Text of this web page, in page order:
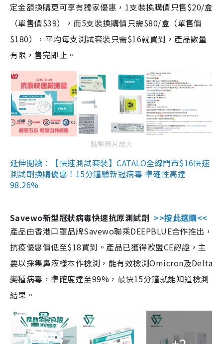
定金額換購更可享有獨家優惠，1支裝換購價只售$20/盒
（單售價$39），而5支裝換購價只需$80/盒（單售價
$180），平均每支測試套裝只需$16就買到，產品數量
有限，售完即止。
點擊圖片放大
延伸閱讀：【快速測試套裝】CATALO全線門市$16快速
測試劑換購優惠！15分鐘驗新冠病毒 準確性高達
98.26%
Savewo新型冠狀病毒快速抗原測試劑 >>按此選購<<
產品由香港口罩品牌Savewo聯乘DEEPBLUE合作推出，
抗疫優惠價低至$18買到。產品已獲得歐盟CE認證，主
要以採集鼻液樣本作檢測，能有效檢測Omicron及Delta
變種病毒，準確度達至99%，最快15分鐘就能知道檢測
結果。